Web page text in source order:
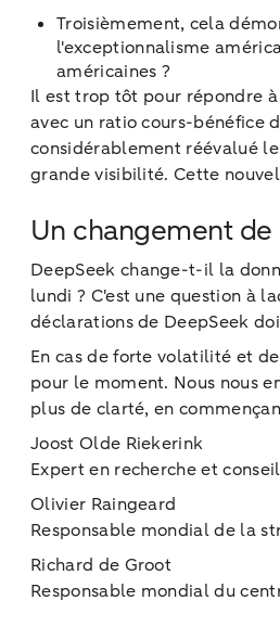
Troisièmement, cela
l'exceptionnalisme
américaines ?
Il est trop tôt pour répondre
avec un ratio cours-bénéfice
considérablement réévalué
grande visibilité. Cette
Un changement
DeepSeek change-t-il la
lundi ? C'est une question à
déclarations de DeepSeek
En cas de forte volatilité et
pour le moment. Nous nous
plus de clarté, en
Joost Olde Riekerink
Expert en recherche et
Olivier Raingeard
Responsable mondial de la
Richard de Groot
Responsable mondial du